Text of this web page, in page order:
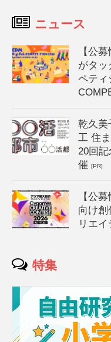
ニュース
【公
がタッ
ペティ
乾久美
工 住
20回
催[PR]
【公
向け創
リエ
特集